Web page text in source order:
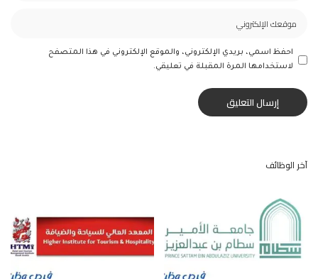
احفظ اسمي، بريدي الإلكتروني، والموقع الإلكتروني في هذا المتصفح
لاستخدامها المرة المقبلة في تعليقي.
آخر الوظائف